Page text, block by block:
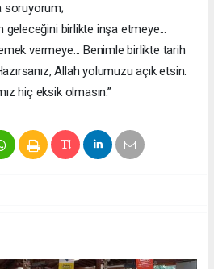
soruyorum;
geleceğini birlikte inşa etmeye...
vermeye... Benimle birlikte tarih
Allah yolumuzu açık etsin.
hiç eksik olmasın.”